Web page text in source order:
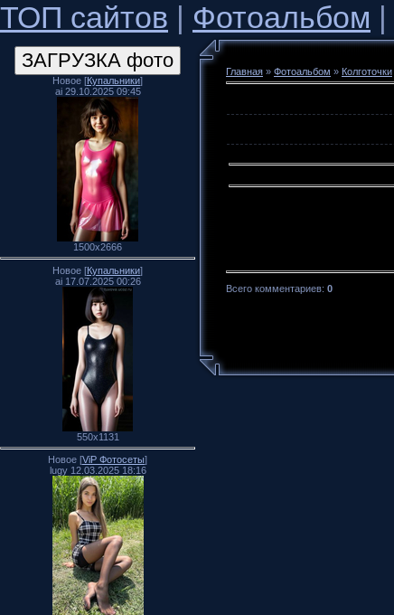
ТОП сайтов | Фотоальбом |
Новое [Купальники]
ai 29.10.2025 09:45
1500x2666
Новое [Купальники]
ai 17.07.2025 00:26
550x1131
Новое [ViP Фотосеты]
lugy 12.03.2025 18:16
Главная » Фотоальбом » Колготочки
Всего комментариев: 0